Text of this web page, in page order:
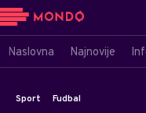
Naslovna Najnovije
Sport Fudbal